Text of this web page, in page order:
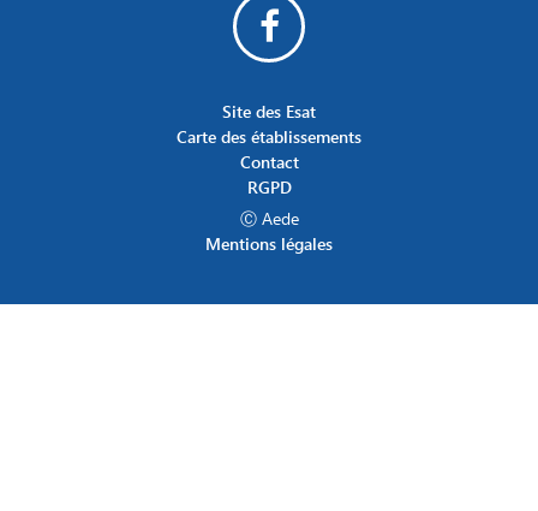
Site des Esat
Carte des établissements
Contact
RGPD
Ⓒ Aede
Mentions légales